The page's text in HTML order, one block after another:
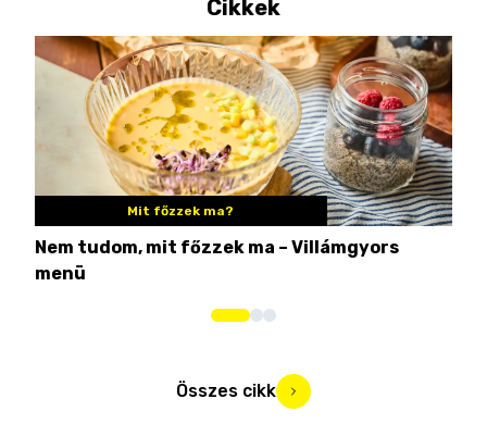
Cikkek
Mit főzzek ma?
Nem tudom, mit főzzek ma – Villámgyors
menü
Összes cikk